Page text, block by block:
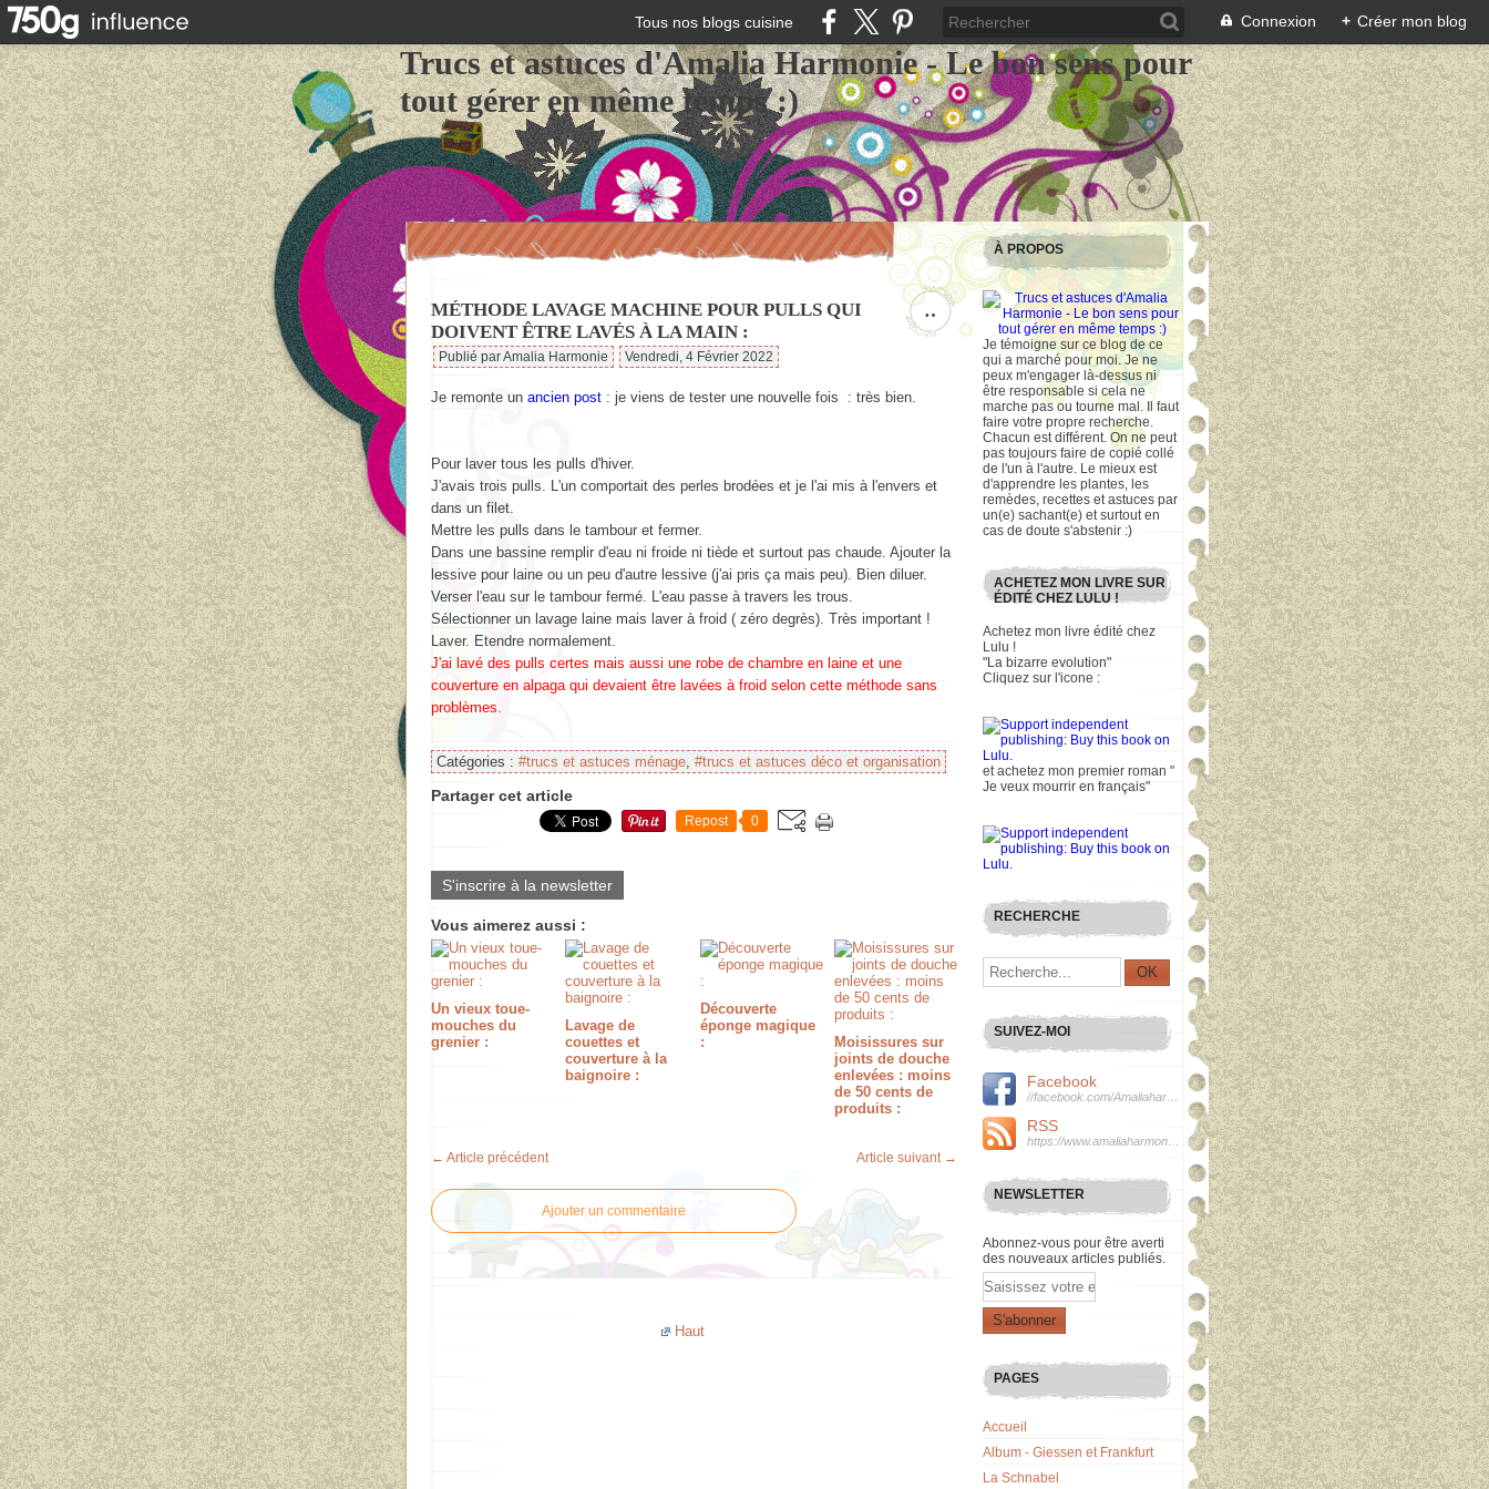
Tous nos blogs cuisine Connexion + Créer mon blog
Trucs et astuces d'Amalia Harmonie - Le bon sens pour
tout gérer en même temps :)
…
MÉTHODE LAVAGE MACHINE POUR PULLS QUI
DOIVENT ÊTRE LAVÉS À LA MAIN :
Publié par Amalia Harmonie Vendredi, 4 Février 2022
Je remonte un ancien post : je viens de tester une nouvelle fois : très bien.
Pour laver tous les pulls d'hiver.
J'avais trois pulls. L'un comportait des perles brodées et je l'ai mis à l'envers et
dans un filet.
Mettre les pulls dans le tambour et fermer.
Dans une bassine remplir d'eau ni froide ni tiède et surtout pas chaude. Ajouter la
lessive pour laine ou un peu d'autre lessive (j'ai pris ça mais peu). Bien diluer.
Verser l'eau sur le tambour fermé. L'eau passe à travers les trous.
Sélectionner un lavage laine mais laver à froid ( zéro degrès). Très important !
Laver. Etendre normalement.
J'ai lavé des pulls certes mais aussi une robe de chambre en laine et une
couverture en alpaga qui devaient être lavées à froid selon cette méthode sans
problèmes.
Catégories : #trucs et astuces ménage, #trucs et astuces déco et organisation
Partager cet article
Repost 0
S'inscrire à la newsletter
Vous aimerez aussi :
Un vieux toue-
mouches du
grenier :
Lavage de
couettes et
couverture à la
baignoire :
Découverte
éponge magique
:
Moisissures sur
joints de douche
enlevées : moins
de 50 cents de
produits :
← Article précédent Article suivant →
Ajouter un commentaire
Haut
À PROPOS
Je témoigne sur ce blog de ce
qui a marché pour moi. Je ne
peux m'engager là-dessus ni
être responsable si cela ne
marche pas ou tourne mal. Il faut
faire votre propre recherche.
Chacun est différent. On ne peut
pas toujours faire de copié collé
de l'un à l'autre. Le mieux est
d'apprendre les plantes, les
remèdes, recettes et astuces par
un(e) sachant(e) et surtout en
cas de doute s'abstenir :)
ACHETEZ MON LIVRE SUR
ÉDITÉ CHEZ LULU !
Achetez mon livre édité chez
Lulu !
"La bizarre evolution"
Cliquez sur l'icone :
et achetez mon premier roman "
Je veux mourrir en français"
RECHERCHE
SUIVEZ-MOI
Facebook
RSS
NEWSLETTER
Abonnez-vous pour être averti
des nouveaux articles publiés.
Email
PAGES
Accueil
Album - Giessen et Frankfurt
La Schnabel